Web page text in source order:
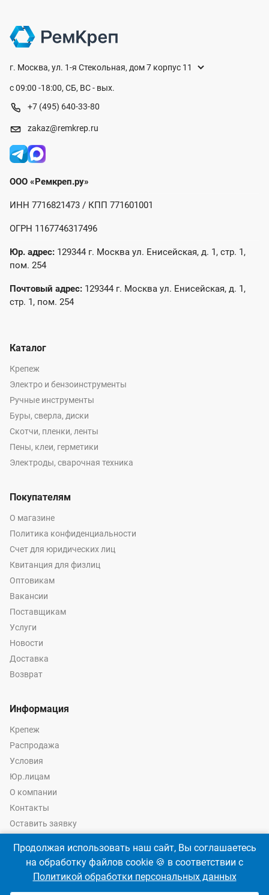
г. Москва, ул. 1-я Стекольная, дом 7 корпус 11
с 09:00 -18:00, СБ, ВС - вых.
+7 (495) 640-33-80
zakaz@remkrep.ru
ООО «Ремкреп.ру»
ИНН 7716821473 / КПП 771601001
ОГРН 1167746317496
Юр. адрес: 129344 г. Москва ул. Енисейская, д. 1, стр. 1,
пом. 254
Почтовый адрес: 129344 г. Москва ул. Енисейская, д. 1,
стр. 1, пом. 254
Каталог
Крепеж
Электро и бензоинструменты
Ручные инструменты
Буры, сверла, диски
Скотчи, пленки, ленты
Пены, клеи, герметики
Электроды, сварочная техника
Покупателям
О магазине
Политика конфиденциальности
Счет для юридических лиц
Квитанция для физлиц
Оптовикам
Вакансии
Поставщикам
Услуги
Новости
Доставка
Возврат
Информация
Крепеж
Распродажа
Условия
Юр.лицам
О компании
Контакты
Оставить заявку
© 2026 год Оптово-розничные продажи крепежа и инструмента -
Ремкреп.ру
Продолжая использовать наш сайт, Вы соглашаетесь
на обработку файлов cookie 🍪 в соответствии с
Политикой обработки персональных данных